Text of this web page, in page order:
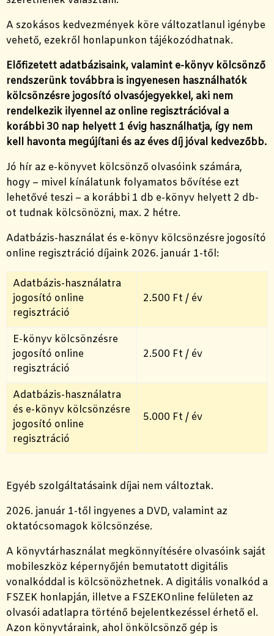
A szokásos kedvezmények köre változatlanul igénybe
vehető, ezekről honlapunkon tájékozódhatnak.
Előfizetett adatbázisaink, valamint e-könyv kölcsönző
rendszerünk továbbra is ingyenesen használhatók
kölcsönzésre jogosító olvasójegyekkel, aki nem
rendelkezik ilyennel az online regisztrációval a
korábbi 30 nap helyett 1 évig használhatja, így nem
kell havonta megújítani és az éves díj jóval kedvezőbb.
Jó hír az e-könyvet kölcsönző olvasóink számára,
hogy – mivel kínálatunk folyamatos bővítése ezt
lehetővé teszi – a korábbi 1 db e-könyv helyett 2 db-
ot tudnak kölcsönözni, max. 2 hétre.
Adatbázis-használat és e-könyv kölcsönzésre jogosító
online regisztráció díjaink 2026. január 1-től:
Adatbázis-használatra
jogosító online
regisztráció
2.500 Ft / év
E-könyv kölcsönzésre
jogosító online
regisztráció
2.500 Ft / év
Adatbázis-használatra
és e-könyv kölcsönzésre
jogosító online
regisztráció
5.000 Ft / év
Egyéb szolgáltatásaink díjai nem változtak.
2026. január 1-től ingyenes a DVD, valamint az
oktatócsomagok kölcsönzése.
A könyvtárhasználat megkönnyítésére olvasóink saját
mobileszköz képernyőjén bemutatott digitális
vonalkóddal is kölcsönözhetnek. A digitális vonalkód a
FSZEK honlapján, illetve a FSZEKOnline felületen az
olvasói adatlapra történő bejelentkezéssel érhető el.
Azon könyvtáraink, ahol önkölcsönző gép is